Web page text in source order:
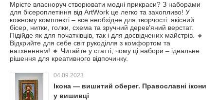
Мрієте власноруч створювати модні прикраси? З наборами
для бісероплетіння від ArtWork це легко та захопливо! У
кожному комплекті – все необхідне для творчості: якісний
бісер, нитки, голки, схема та зручний дерев’яний верстат.
Підійде як для початківців, так і для досвідчених майстрів. 🔸
Відкрийте для себе світ рукоділля з комфортом та
натхненням! 🔸 Читайте у статті, чому ці набори – ідеальне
рішення для креативного відпочинку.
04.09.2023
Ікона — вишитий оберег. Православні ікони
у вишивці